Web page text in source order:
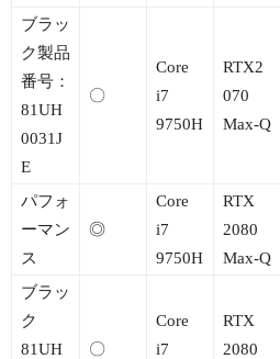
ブラッ
ク製品
番号：
81UH
0031J
E
〇
Core
i7
9750H
RTX2
070
Max-Q
パフォ
ーマン
ス
◎
Core
i7
9750H
RTX
2080
Max-Q
ブラッ
ク
81UH
〇
Core
i7
RTX
2080